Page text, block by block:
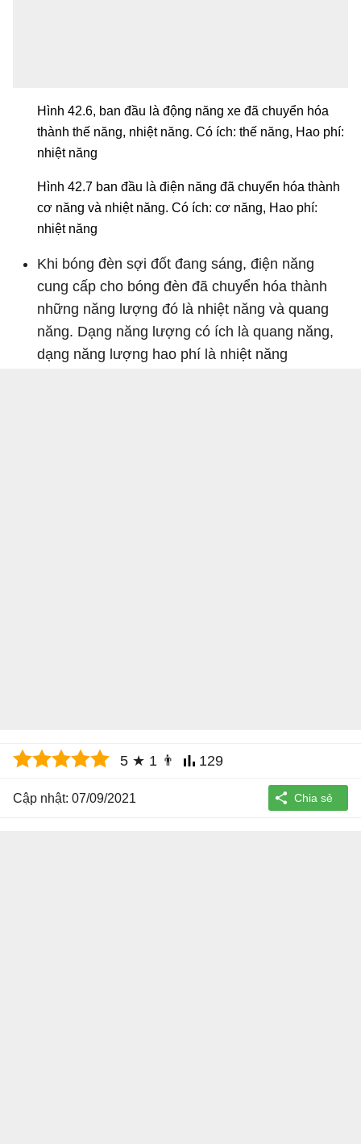
Hình 42.6, ban đầu là động năng xe đã chuyển hóa
thành thế năng, nhiệt năng. Có ích: thế năng, Hao phí:
nhiệt năng
Hình 42.7 ban đầu là điện năng đã chuyển hóa thành
cơ năng và nhiệt năng. Có ích: cơ năng, Hao phí:
nhiệt năng
Khi bóng đèn sợi đốt đang sáng, điện năng
cung cấp cho bóng đèn đã chuyển hóa thành
những năng lượng đó là nhiệt năng và quang
năng. Dạng năng lượng có ích là quang năng,
dạng năng lượng hao phí là nhiệt năng
5 ★ 1 👨 129
Cập nhật: 07/09/2021